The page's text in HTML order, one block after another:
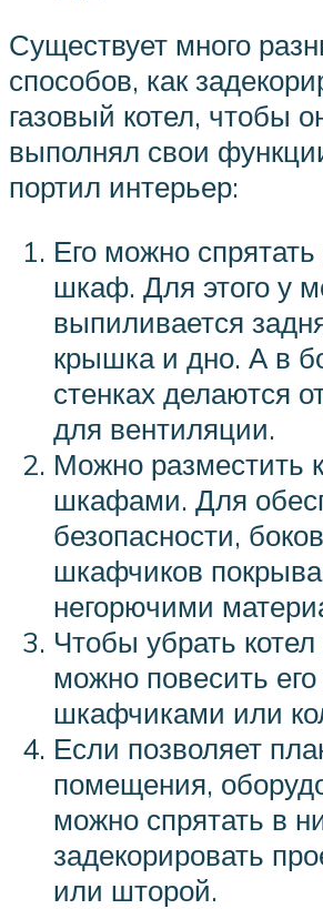
Существует много
способов, как
газовый котел, чтобы
выполнял свои
портил интерьер:
Его можно
шкаф. Для этого у
выпиливается
крышка и дно. А в
стенках делаются
для вентиляции.
Можно разместить
шкафами. Для
безопасности,
шкафчиков
негорючими
Чтобы убрать
можно повесить его
шкафчиками или
Если позволяет
помещения,
можно спрятать в
задекорировать
или шторой.